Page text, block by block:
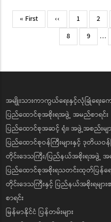
Pagination
First
page
« First
Previous
page
‹‹ Page
1 Page
2
Page
8 Page
9 …
အမျိုးသားကာကွယ်ရေးနှင့်လုံခြုံရေးက
ပြည်ထောင်စုအစိုးရအဖွဲ့ အမည်စာရင်း
ပြည်ထောင်စုအဆင့် ရုံး၊ အဖွဲ့အစည်းမျာ
ပြည်ထောင်စုဝန်ကြီးများနှင့် ဒုတိယဝန်က
တိုင်းဒေသကြီး/ပြည်နယ်အစိုးရအဖွဲ့ အ
ပြည်ထောင်စုအစိုးရသတင်းထုတ်ပြန်ရ
တိုင်းဒေသကြီးနှင့် ပြည်နယ်အစိုးရမျာ
စာရင်း
မြန်မာနိုင်ငံ ပြန်တမ်းများ